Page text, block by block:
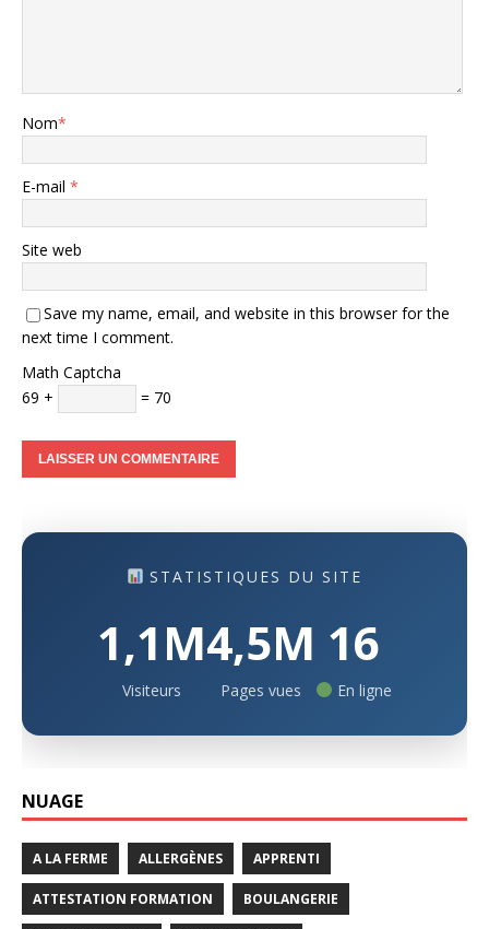
Nom*
E-mail *
Site web
Save my name, email, and website in this browser for the
next time I comment.
Math Captcha
69 +
= 70
STATISTIQUES DU SITE
1,1M
Visiteurs
4,5M
Pages vues
16
En ligne
NUAGE
A LA FERME ALLERGÈNES APPRENTI
ATTESTATION FORMATION BOULANGERIE